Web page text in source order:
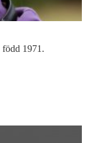
född 1971.